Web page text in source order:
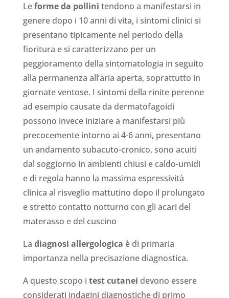
Leforme da pollini tendono a manifestarsi in
genere dopo i 10 anni di vita, i sintomi clinici si
presentano tipicamente nel periodo della
fioritura e si caratterizzano per un
peggioramento della sintomatologia in seguito
alla permanenza all’aria aperta, soprattutto in
giornate ventose. I sintomi della rinite perenne
ad esempio causate da dermatofagoidi
possono invece iniziare a manifestarsi più
precocemente intorno ai 4-6 anni, presentano
un andamento subacuto-cronico, sono acuiti
dal soggiorno in ambienti chiusi e caldo-umidi
e di regola hanno la massima espressività
clinica al risveglio mattutino dopo il prolungato
e stretto contatto notturno con gli acari del
materasso e del cuscino
La diagnosi allergologica è di primaria
importanza nella precisazione diagnostica.
A questo scopo i test cutanei devono essere
considerati indagini diagnostiche di primo